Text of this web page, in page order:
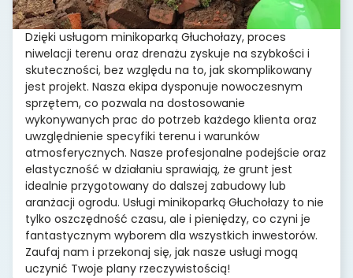
Dzięki usługom minikoparką Głuchołazy, proces
niwelacji terenu oraz drenażu zyskuje na szybkości i
skuteczności, bez względu na to, jak skomplikowany
jest projekt. Nasza ekipa dysponuje nowoczesnym
sprzętem, co pozwala na dostosowanie
wykonywanych prac do potrzeb każdego klienta oraz
uwzględnienie specyfiki terenu i warunków
atmosferycznych. Nasze profesjonalne podejście oraz
elastyczność w działaniu sprawiają, że grunt jest
idealnie przygotowany do dalszej zabudowy lub
aranżacji ogrodu. Usługi minikoparką Głuchołazy to nie
tylko oszczędność czasu, ale i pieniędzy, co czyni je
fantastycznym wyborem dla wszystkich inwestorów.
Zaufaj nam i przekonaj się, jak nasze usługi mogą
uczynić Twoje plany rzeczywistością!